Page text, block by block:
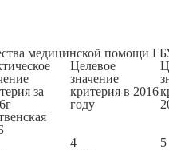
медицинской помощи
за
Целевое
значение
критерия в 2016
году
4 5